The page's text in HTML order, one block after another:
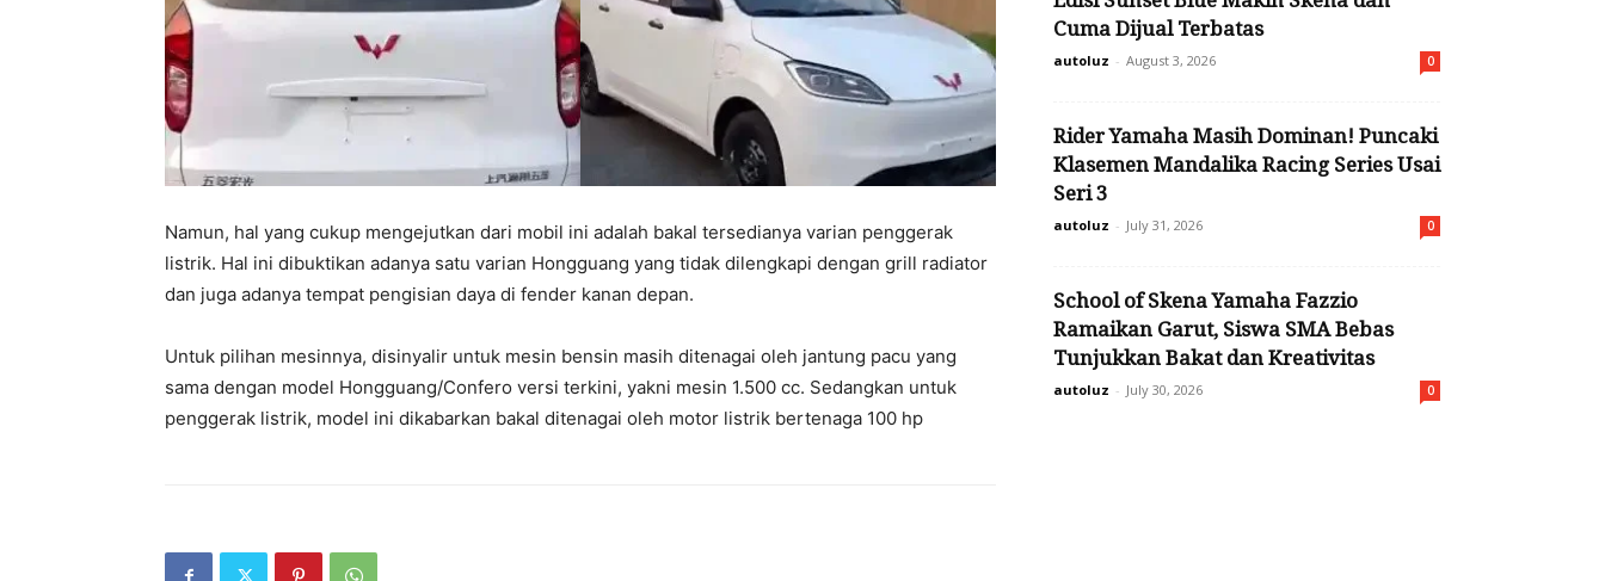
Namun, hal yang cukup mengejutkan dari mobil ini adalah bakal tersedianya varian penggerak
listrik. Hal ini dibuktikan adanya satu varian Hongguang yang tidak dilengkapi dengan grill radiator
dan juga adanya tempat pengisian daya di fender kanan depan.
Untuk pilihan mesinnya, disinyalir untuk mesin bensin masih ditenagai oleh jantung pacu yang
sama dengan model Hongguang/Confero versi terkini, yakni mesin 1.500 cc. Sedangkan untuk
penggerak listrik, model ini dikabarkan bakal ditenagai oleh motor listrik bertenaga 100 hp
Cuma Dijual Terbatas
autoluz - August 3, 2026 0
Rider Yamaha Masih Dominan! Puncaki
Klasemen Mandalika Racing Series Usai
Seri 3
autoluz - July 31, 2026 0
School of Skena Yamaha Fazzio
Ramaikan Garut, Siswa SMA Bebas
Tunjukkan Bakat dan Kreativitas
autoluz - July 30, 2026 0